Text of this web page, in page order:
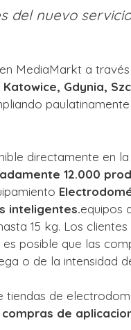
del nuevo
MediaMarkt a
Gdynia,
paulatinamente
directamente en
12.000
inteligentes.equipos
15 kg. Los
posible que las
o de la intensidad
tiendas de
compras de